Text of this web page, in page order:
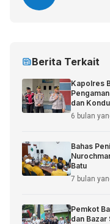
Berita Terkait
Kapolres
dan
6 bulan
Bahas
Batu
7 bulan
Pemkot
dan Bazar